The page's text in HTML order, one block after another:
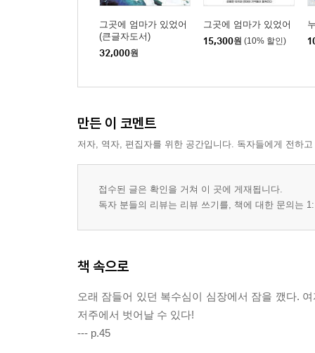
그곳에 엄마가 있었어
(큰글자도서)
32,000원
그곳에 엄마가 있었어
15,300원 (10% 할인)
만든 이 코멘트
저자, 역자, 편집자를 위한 공간입니다. 독자들에게 전하
접수된 글은 확인을 거쳐 이 곳에 게재됩니다.
독자 분들의 리뷰는 리뷰 쓰기를, 책에 대한 문의는
책 속으로
오래 잠들어 있던 복수심이 심장에서 잠을 깼다.
저주에서 벗어날 수 있다!
--- p.45